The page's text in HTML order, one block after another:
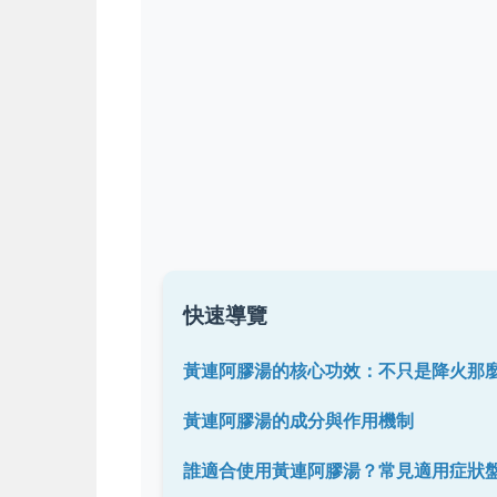
快速導覽
黃連阿膠湯的核心功效：不只是降火那
黃連阿膠湯的成分與作用機制
誰適合使用黃連阿膠湯？常見適用症狀